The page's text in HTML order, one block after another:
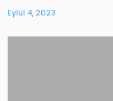
Eylül 4, 2023